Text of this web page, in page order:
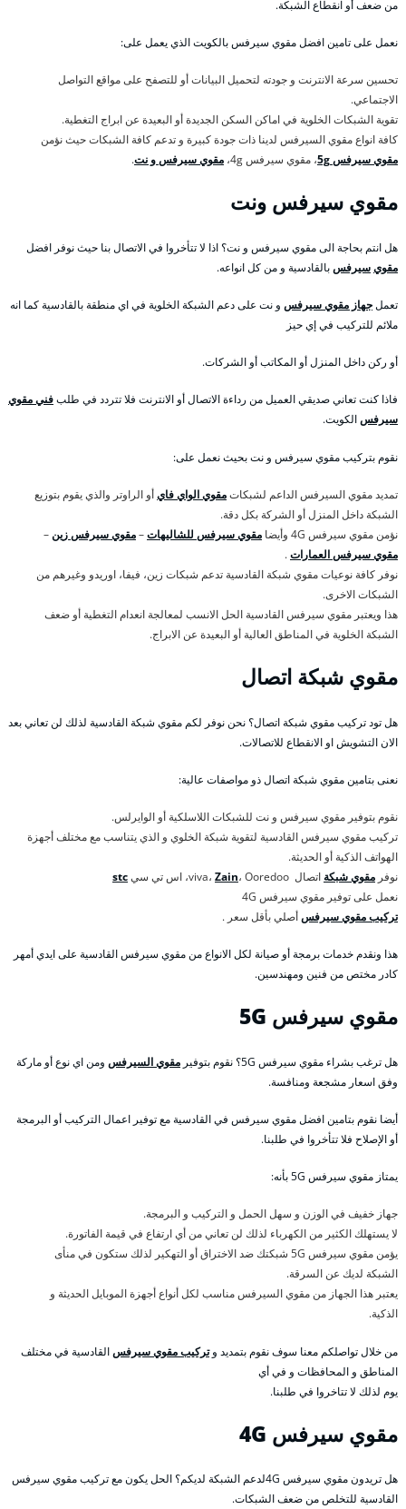
من ضعف أو انقطاع الشبكة.
نعمل على تامين افضل مقوي سيرفس بالكويت الذي يعمل على:
تحسين سرعة الانترنت و جودته لتحميل البيانات أو للتصفح على مواقع التواصل
الاجتماعي.
تقوية الشبكات الخلوية في اماكن السكن الجديدة أو البعيدة عن ابراج التغطية.
كافة انواع مقوي السيرفس لدينا ذات جودة كبيرة و تدعم كافة الشبكات حيث نؤمن
مقوي سيرفس 5g
، مقوي سيرفس 4g، مقوي سيرفس و نت.
مقوي سيرفس ونت
هل انتم بحاجة الى مقوي سيرفس و نت؟ اذا لا تتأخروا في الاتصال بنا حيث نوفر افضل
مقويسيرفسبالقادسية و من كل انواعه.
تعملجهاز مقوي سيرفس و نت على دعم الشبكة الخلوية في اي منطقة بالقادسية كما انه
ملائم للتركيب في إي حيز
أو ركن داخل المنزل أو المكاتب أو الشركات.
فاذا كنت تعاني صديقي العميل من رداءة الاتصال أو الانترنت فلا تتردد في طلبفني مقوي
سيرفسالكويت.
نقوم بتركيب مقوي سيرفس و نت بحيث نعمل على:
تمديد مقوي السيرفس الداعم لشبكاتمقوي الواي فايأو الراوتر والذي يقوم بتوزيع
الشبكة داخل المنزل أو الشركة بكل دقة.
نؤمن مقوي سيرفس 4G وأيضا
مقوي سيرفس للشاليهات–مقوي سيرفس زين–
مقوي سيرفس العمارات.
نوفر كافة نوعيات مقوي شبكة القادسية تدعم شبكات زين، فيفا، اوريدو وغيرهم من
الشبكات الاخرى.
هذا ويعتبر مقوي سيرفس القادسية الحل الانسب لمعالجة انعدام التغطية أو ضعف
الشبكة الخلوية في المناطق العالية أو البعيدة عن الابراج.
مقوي شبكة اتصال
هل تود تركيب مقوي شبكة اتصال؟ نحن نوفر لكم مقوي شبكة القادسية لذلك لن تعاني بعد
الان التشويش او الانقطاع للاتصالات.
نعنى بتامين مقوي شبكة اتصال ذو مواصفات عالية:
نقوم بتوفير مقوي سيرفس و نت للشبكات اللاسلكية أو الوايرلس.
تركيب مقوي سيرفس القادسية لتقوية شبكة الخلوي و الذي يتناسب مع مختلف أجهزة
الهواتف الذكية أو الحديثة.
نوفر مقوي شبكة اتصال viva، Zain، Ooredoo، اس تي سي
stc
نعمل على توفير مقوي سيرفس 4G
تركيب مقوي سيرفسأصلي بأقل سعر .
هذا ونقدم خدمات برمجة أو صيانة لكل الانواع من مقوي سيرفس القادسية على ايدي أمهر
كادر مختص من فنين ومهندسين.
مقوي سيرفس 5 G
هل ترغب بشراء مقوي سيرفس 5G؟ نقوم بتوفير مقوي السيرفس ومن اي نوع أو ماركة
وفق اسعار مشجعة ومنافسة.
أيضا نقوم بتامين افضل مقوي سيرفس في القادسية مع توفير اعمال التركيب أو البرمجة
أو الإصلاح فلا تتأخروا في طلبنا.
يمتاز مقوي سيرفس 5G بأنه:
جهاز خفيف في الوزن و سهل الحمل و التركيب و البرمجة.
لا يستهلك الكثير من الكهرباء لذلك لن تعاني من أي ارتفاع في قيمة الفاتورة.
يؤمن مقوي سيرفس 5G شبكتك ضد الاختراق أو التهكير لذلك ستكون في منأى
الشبكة لديك عن السرقة.
يعتبر هذا الجهاز من مقوي السيرفس مناسب لكل أنواع أجهزة الموبايل الحديثة و
الذكية.
من خلال تواصلكم معنا سوف نقوم بتمديد وتركيب مقوي سيرفسالقادسية في مختلف
المناطق و المحافظات و في أي
يوم لذلك لا تتاخروا في طلبنا.
مقوي سيرفس 4 G
هل تريدون مقوي سيرفس 4Gلدعم الشبكة لديكم؟ الحل يكون مع تركيب مقوي سيرفس
القادسية للتخلص من ضعف الشبكات.